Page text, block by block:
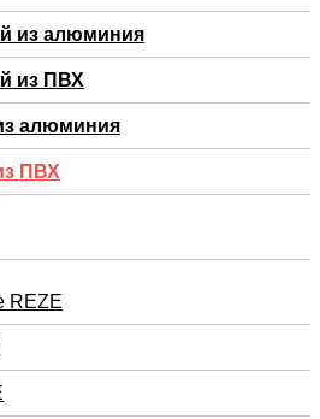
из алюминия
из ПВХ
алюминия
ПВХ
REZE